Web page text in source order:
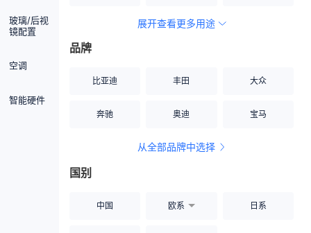
玻璃/后视
镜配置
空调
智能硬件
空间宽敞
展开查看更多用途
品牌
比亚迪 丰田 大众
奔驰 奥迪 宝马
从全部品牌中选择
国别
中国 欧系 日系